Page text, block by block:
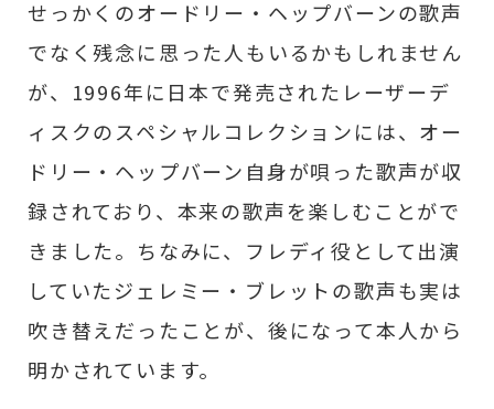
せっかくのオードリー・ヘップバーンの歌声
でなく残念に思った人もいるかもしれません
が、1996年に日本で発売されたレーザーデ
ィスクのスペシャルコレクションには、オー
ドリー・ヘップバーン自身が唄った歌声が収
録されており、本来の歌声を楽しむことがで
きました。ちなみに、フレディ役として出演
していたジェレミー・ブレットの歌声も実は
吹き替えだったことが、後になって本人から
明かされています。